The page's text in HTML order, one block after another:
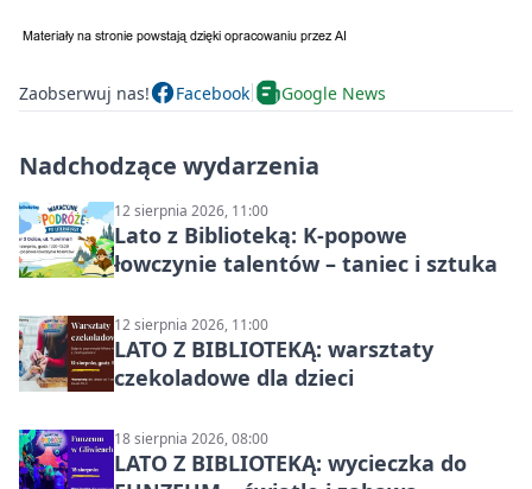
Zaobserwuj nas! Facebook Google News
Nadchodzące wydarzenia
12 sierpnia 2026, 11:00
Lato z Biblioteką: K-popowe
łowczynie talentów – taniec i sztuka
12 sierpnia 2026, 11:00
LATO Z BIBLIOTEKĄ: warsztaty
czekoladowe dla dzieci
18 sierpnia 2026, 08:00
LATO Z BIBLIOTEKĄ: wycieczka do